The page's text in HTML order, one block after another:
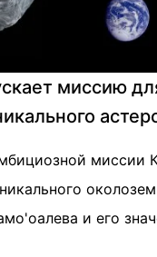
миссию
миссии
и его